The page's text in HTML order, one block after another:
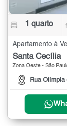
1 quarto
Apartamento à
Santa Cecília
Zona Oeste - São
Rua Olímpia